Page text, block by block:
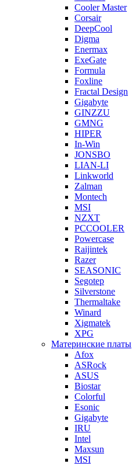
Cooler Master
Corsair
DeepCool
Digma
Enermax
ExeGate
Formula
Foxline
Fractal Design
Gigabyte
GINZZU
GMNG
HIPER
In-Win
JONSBO
LIAN-LI
Linkworld
Zalman
Montech
MSI
NZXT
PCCOOLER
Powercase
Raijintek
Razer
SEASONIC
Segotep
Silverstone
Thermaltake
Winard
Xigmatek
XPG
Материнские платы
Afox
ASRock
ASUS
Biostar
Colorful
Esonic
Gigabyte
IRU
Intel
Maxsun
MSI